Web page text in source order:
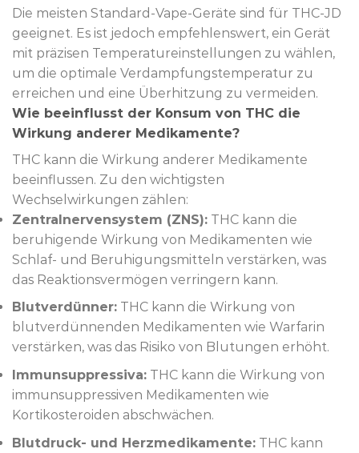
Die meisten Standard-Vape-Geräte sind für THC-JD
geeignet. Es ist jedoch empfehlenswert, ein Gerät
mit präzisen Temperatureinstellungen zu wählen,
um die optimale Verdampfungstemperatur zu
erreichen und eine Überhitzung zu vermeiden.
Wie beeinflusst der Konsum von THC die
Wirkung anderer Medikamente?
THC kann die Wirkung anderer Medikamente
beeinflussen. Zu den wichtigsten
Wechselwirkungen zählen:
Zentralnervensystem (ZNS): THC kann die
beruhigende Wirkung von Medikamenten wie
Schlaf- und Beruhigungsmitteln verstärken, was
das Reaktionsvermögen verringern kann.
Blutverdünner: THC kann die Wirkung von
blutverdünnenden Medikamenten wie Warfarin
verstärken, was das Risiko von Blutungen erhöht.
Immunsuppressiva: THC kann die Wirkung von
immunsuppressiven Medikamenten wie
Kortikosteroiden abschwächen.
Blutdruck- und Herzmedikamente: THC kann